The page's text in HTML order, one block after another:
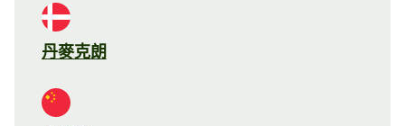
丹麥克朗